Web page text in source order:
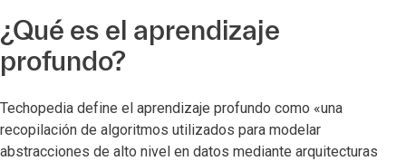
¿Qué es el aprendizaje
profundo?
Techopedia define el aprendizaje profundo como «una
recopilación de algoritmos utilizados para modelar
abstracciones de alto nivel en datos mediante arquitecturas